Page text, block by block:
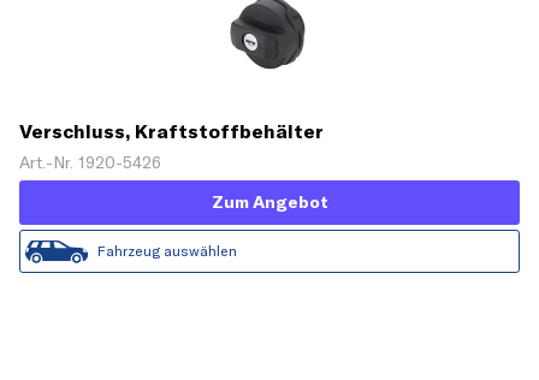
Verschluss, Kraftstoffbehälter
Art.-Nr. 1920-5426
Zum Angebot
Fahrzeug auswählen